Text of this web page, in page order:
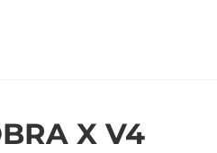
X V4